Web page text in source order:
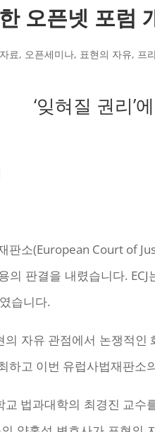
오픈넷 포럼
료, 오픈세미나, 표현의 자유, 프
‘잊혀질 권리’
소(European Court of
의 판결을 내렸습니다.
습니다.
자유 관점에서 논쟁적
하고 이번 유럽사법재판
법과대학의 최경진 교